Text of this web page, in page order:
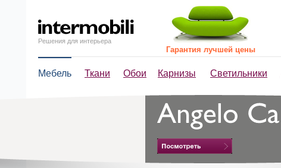
Решения для интерьера
Мебель Ткани Обои Карнизы Светильники
Гарантия лучшей цены